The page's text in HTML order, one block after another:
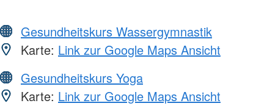
Gesundheitskurs Wassergymnastik
Karte: Link zur Google Maps Ansicht
Gesundheitskurs Yoga
Karte: Link zur Google Maps Ansicht